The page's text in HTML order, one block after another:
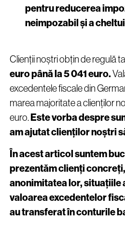
pentru reducerea
neimpozabil și a
Clienții noștri obțin de regulă
euro până la 5 041 euro.
excedentele fiscale din
marea majoritate a clienților
euro.Este vorba despre
am ajutat clienților noștri
În acest articol suntem
prezentăm clienți
anonimitatea lor, situațiile
valoarea excedentelor
au transferat în conturile